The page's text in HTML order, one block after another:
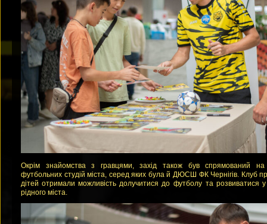
Окрім знайомства з гравцями, захід також був спрямований на
футбольних студій міста, серед яких була й ДЮСШ ФК Чернігів. Клуб
дітей отримали можливість долучитися до футболу та розвиватися
рідного міста.